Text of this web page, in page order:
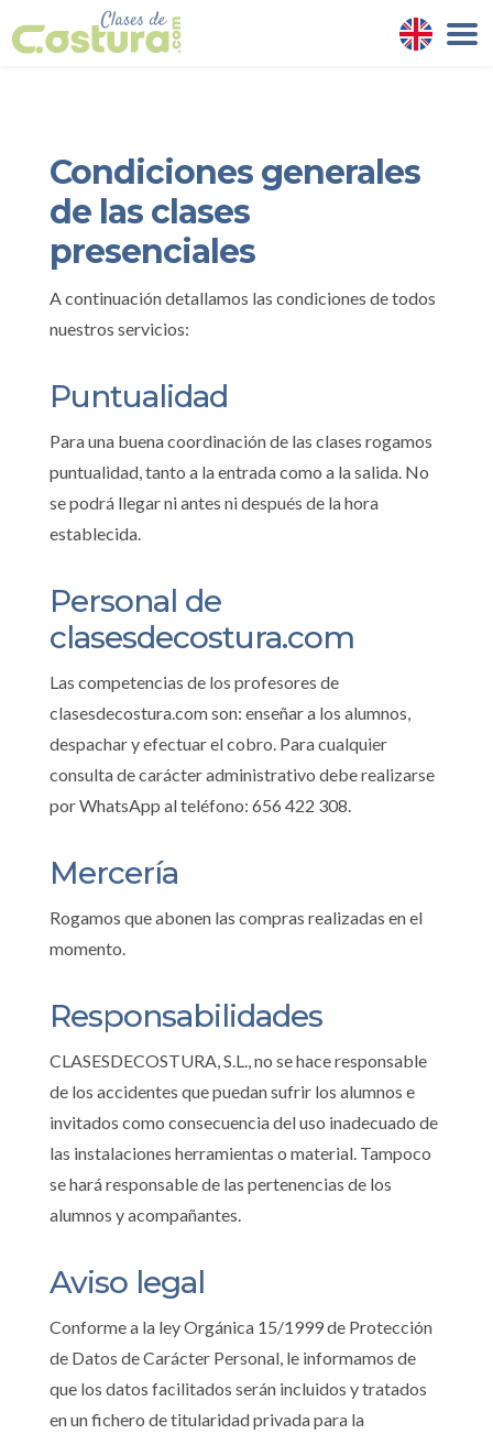
Condiciones generales
de las clases
presenciales
A continuación detallamos las condiciones de todos
nuestros servicios:
Puntualidad
Para una buena coordinación de las clases rogamos
puntualidad, tanto a la entrada como a la salida. No
se podrá llegar ni antes ni después de la hora
establecida.
Personal de
clasesdecostura.com
Las competencias de los profesores de
clasesdecostura.com son: enseñar a los alumnos,
despachar y efectuar el cobro. Para cualquier
consulta de carácter administrativo debe realizarse
por WhatsApp al teléfono: 656 422 308.
Mercería
Rogamos que abonen las compras realizadas en el
momento.
Responsabilidades
CLASESDECOSTURA, S.L., no se hace responsable
de los accidentes que puedan sufrir los alumnos e
invitados como consecuencia del uso inadecuado de
las instalaciones herramientas o material. Tampoco
se hará responsable de las pertenencias de los
alumnos y acompañantes.
Aviso legal
Conforme a la ley Orgánica 15/1999 de Protección
de Datos de Carácter Personal, le informamos de
que los datos facilitados serán incluidos y tratados
en un fichero de titularidad privada para la